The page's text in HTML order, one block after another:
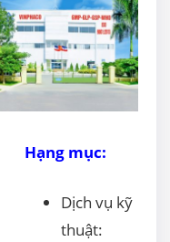
Hạng mục:
Dịch vụ kỹ
thuật: